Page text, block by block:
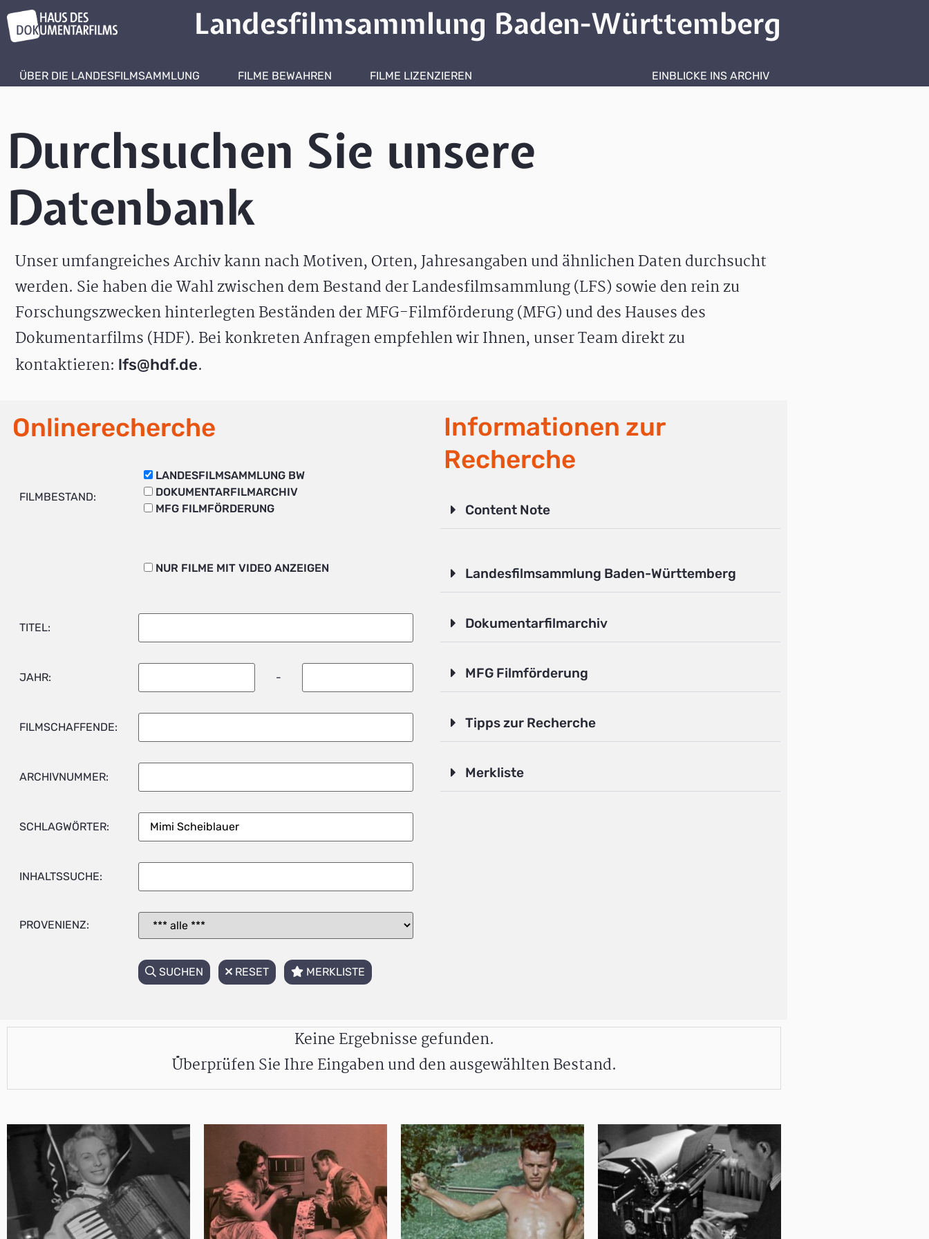
Landesfilmsammlung Baden-Württemberg
ÜBER DIE LANDESFILMSAMMLUNG FILME BEWAHREN FILME LIZENZIEREN EINBLICKE INS ARCHIV
Durchsuchen Sie unsere
Datenbank
Unser umfangreiches Archiv kann nach Motiven, Orten, Jahresangaben und ähnlichen Daten durchsucht
werden. Sie haben die Wahl zwischen dem Bestand der Landesfilmsammlung (LFS) sowie den rein zu
Forschungszwecken hinterlegten Beständen der MFG-Filmförderung (MFG) und des Hauses des
Dokumentarfilms (HDF). Bei konkreten Anfragen empfehlen wir Ihnen, unser Team direkt zu
kontaktieren: lfs@hdf.de.
Onlinerecherche
FILMBESTAND:
LANDESFILMSAMMLUNG BW
DOKUMENTARFILMARCHIV
MFG FILMFÖRDERUNG
NUR FILME MIT VIDEO ANZEIGEN
TITEL:
JAHR: -
FILMSCHAFFENDE:
ARCHIVNUMMER:
SCHLAGWÖRTER:
INHALTSSUCHE:
PROVENIENZ:
SUCHEN RESET MERKLISTE
Informationen zur
Recherche
Content Note
Landesfilmsammlung Baden-Württemberg
Dokumentarfilmarchiv
MFG Filmförderung
Tipps zur Recherche
Merkliste
Keine Ergebnisse gefunden.
Überprüfen Sie Ihre Eingaben und den ausgewählten Bestand.